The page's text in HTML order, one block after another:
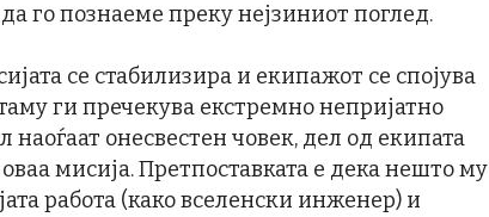
го познаеме преку нејзиниот поглед.
се стабилизира и екипажот се спојува
ги пречекува екстремно непријатно
онесвестен човек, дел од екипата
мисија. Претпоставката е дека нешто му
работа (како вселенски инженер) и